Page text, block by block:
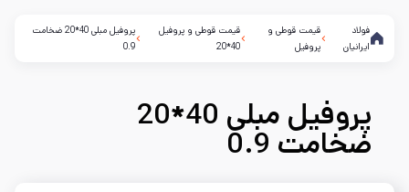
فولاد
ایرانیان
قیمت قوطی و
پروفیل
قیمت قوطی و پروفیل
40*20
پروفیل مبلی 40*20 ضخامت
0.9
پروفیل مبلی 40*20
ضخامت 0.9